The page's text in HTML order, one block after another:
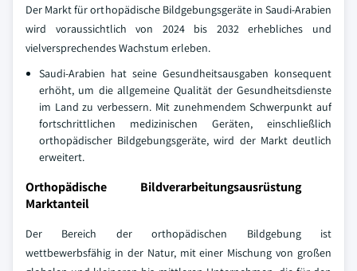
Der Markt für orthopädische Bildgebungsgeräte in Saudi-Arabien
wird voraussichtlich von 2024 bis 2032 erhebliches und
vielversprechendes Wachstum erleben.
Saudi-Arabien hat seine Gesundheitsausgaben konsequent
erhöht, um die allgemeine Qualität der Gesundheitsdienste
im Land zu verbessern. Mit zunehmendem Schwerpunkt auf
fortschrittlichen medizinischen Geräten, einschließlich
orthopädischer Bildgebungsgeräte, wird der Markt deutlich
erweitert.
Orthopädische Bildverarbeitungsausrüstung
Marktanteil
Der Bereich der orthopädischen Bildgebung ist
wettbewerbsfähig in der Natur, mit einer Mischung von großen